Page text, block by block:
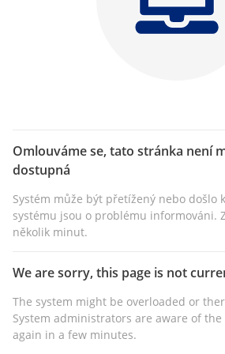
Omlouváme se, tato stránka není
dostupná
Systém může být přetížený nebo došlo
systému jsou o problému informováni.
několik minut.
We are sorry, this page is not
The system might be overloaded or
System administrators are aware of
again in a few minutes.